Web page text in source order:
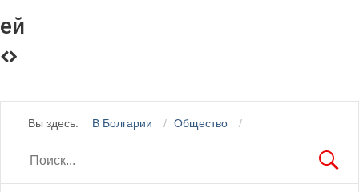
ей
Вы здесь: В Болгарии Общество